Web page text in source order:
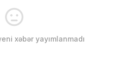
xəbər yayımlanmadı